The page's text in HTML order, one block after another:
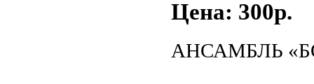
Цена: 300p.
АНСАМБЛЬ